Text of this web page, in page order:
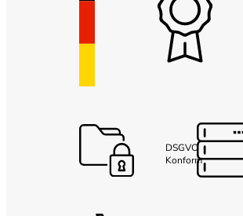
DSGVO
Konform